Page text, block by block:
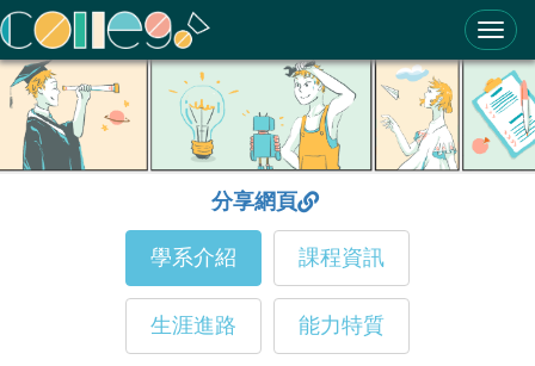
ColleGo! 大學選才與高中育才輔助系統
分享網頁
學系介紹 課程資訊
生涯進路 能力特質